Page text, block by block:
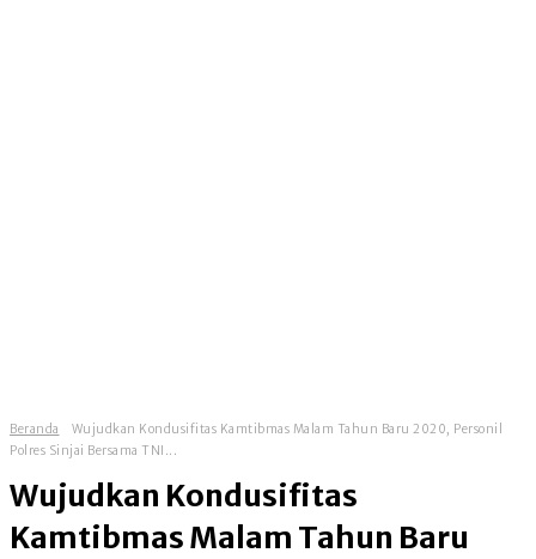
Beranda
Wujudkan Kondusifitas Kamtibmas Malam Tahun Baru 2020, Personil
Polres Sinjai Bersama TNI...
Wujudkan Kondusifitas
Kamtibmas Malam Tahun Baru